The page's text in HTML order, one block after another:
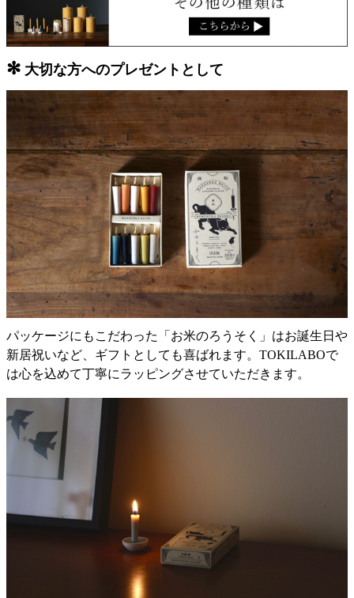
✻ 大切な方へのプレゼントとして
パッケージにもこだわった「お米のろうそく」はお誕生日や
新居祝いなど、ギフトとしても喜ばれます。TOKILABOで
は心を込めて丁寧にラッピングさせていただきます。